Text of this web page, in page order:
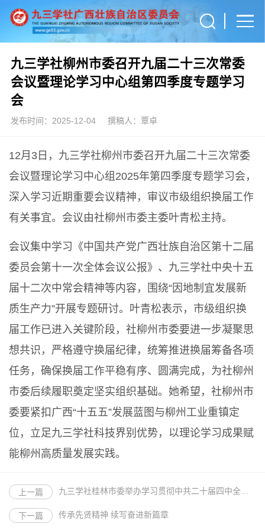
九三学社柳州市委召开九届二十三次常委
会议暨理论学习中心组第四季度专题学习
会
发布时间：2025-12-04 撰稿人：覃卓
12月3日，九三学社柳州市委召开九届二十三次常委
会议暨理论学习中心组2025年第四季度专题学习会，
深入学习近期重要会议精神，审议市级组织换届工作
有关事宜。会议由社柳州市委主委叶青松主持。
会议集中学习《中国共产党广西壮族自治区第十二届
委员会第十一次全体会议公报》、九三学社中央十五
届十二次中常会精神等内容，围绕“因地制宜发展新
质生产力”开展专题研讨。叶青松表示，市级组织换
届工作已进入关键阶段，社柳州市委要进一步凝聚思
想共识，严格遵守换届纪律，统筹推进换届筹备各项
任务，确保换届工作平稳有序、圆满完成，为社柳州
市委后续履职奠定坚实组织基础。她希望，社柳州市
委要紧扣广西“十五五”发展蓝图与柳州工业重镇定
位，立足九三学社科技界别优势，以理论学习成果赋
能柳州高质量发展实践。
上一篇 九三学社桂林市委举办学习贯彻中共二十届四中全会精神暨2025年提案宣讲会
下一篇 传承先贤精神 续写奋进新篇章